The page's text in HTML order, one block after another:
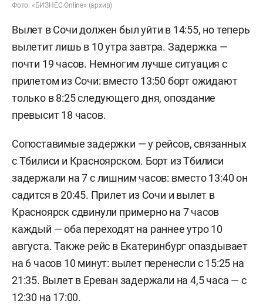
Фото: «БИЗНЕС Online» (архив)
Вылет в Сочи должен был уйти в 14:55, но теперь
вылетит лишь в 10 утра завтра. Задержка —
почти 19 часов. Немногим лучше ситуация с
прилетом из Сочи: вместо 13:50 борт ожидают
только в 8:25 следующего дня, опоздание
превысит 18 часов.
Сопоставимые задержки — у рейсов, связанных
с Тбилиси и Красноярском. Борт из Тбилиси
задержали на 7 с лишним часов: вместо 13:40 он
садится в 20:45. Прилет из Сочи и вылет в
Красноярск сдвинули примерно на 7 часов
каждый — оба переходят на раннее утро 10
августа. Также рейс в Екатеринбург опаздывает
на 6 часов 10 минут: вылет перенесли с 15:25 на
21:35. Вылет в Ереван задержали на 4,5 часа — с
12:30 на 17:00.